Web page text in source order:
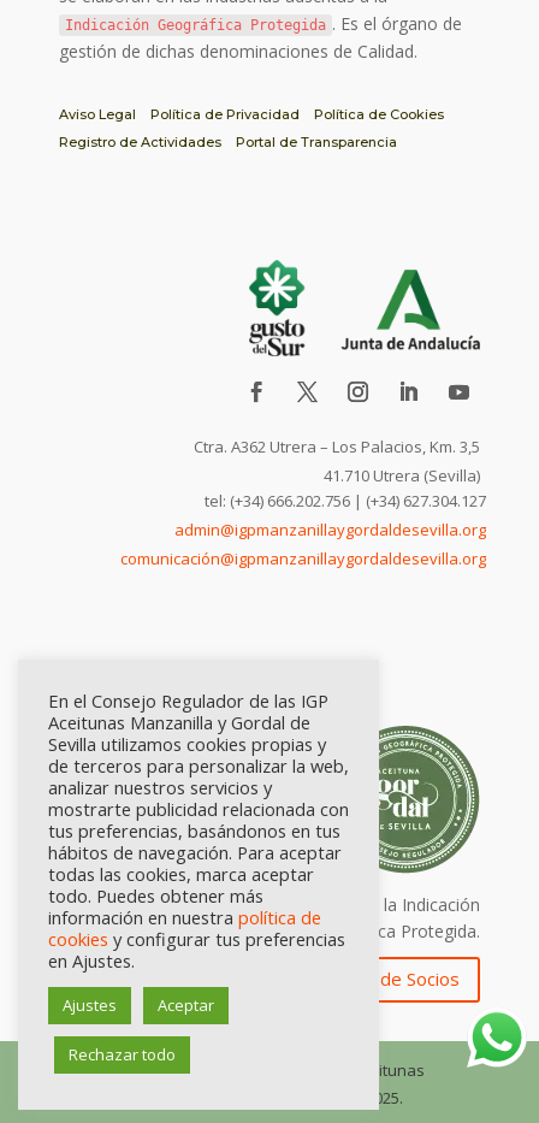
Indicación Geográfica Protegida . Es el órgano de
gestión de dichas denominaciones de Calidad.
Aviso Legal Política de Privacidad
Política de Cookies
Registro de Actividades
Portal de Transparencia
Ctra. A362 Utrera – Los Palacios, Km. 3,5
41.710 Utrera (Sevilla)
tel: (+34) 666.202.756 | (+34) 627.304.127
admin@igpmanzanillaygordaldesevilla.org
comunicación@igpmanzanillaygordaldesevilla.org
Calidad certificada por Origen. Sellos de la Indicación
Geográfica Protegida.
Zona de Socios
© Consejo Regulador de las IGP Aceitunas
Manzanilla y Gordal de Sevilla, 2025.
En el Consejo Regulador de las IGP
Aceitunas Manzanilla y Gordal de
Sevilla utilizamos cookies propias y
de terceros para personalizar la web,
analizar nuestros servicios y
mostrarte publicidad relacionada con
tus preferencias, basándonos en tus
hábitos de navegación. Para aceptar
todas las cookies, marca aceptar
todo. Puedes obtener más
información en nuestra política de
cookies y configurar tus preferencias
en Ajustes.
Ajustes Aceptar
Rechazar todo